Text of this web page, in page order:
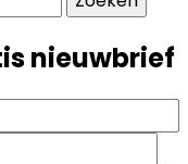
nieuwbrief